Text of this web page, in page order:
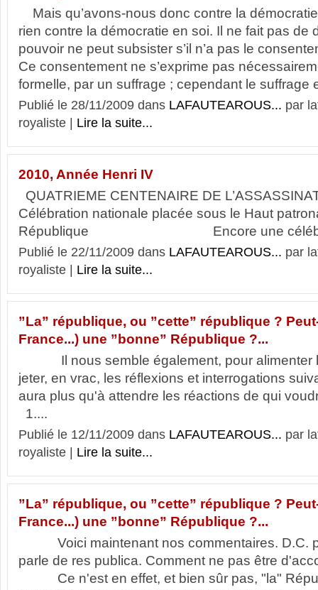
Mais qu’avons-nous donc contre la
rien contre la démocratie en soi. Il ne fait pas de
pouvoir ne peut subsister s’il n’a pas le
Ce consentement ne s’exprime pas
formelle, par un suffrage ; cependant le suffrage
Publié le 28/11/2009 dans LAFAUTEAROUS... par
royaliste | Lire la suite...
2010, Année Henri IV
QUATRIEME CENTENAIRE DE
Célébration nationale placée sous le Haut
République Encore une
Publié le 22/11/2009 dans LAFAUTEAROUS... par
royaliste | Lire la suite...
”La” république, ou ”cette” république ?
France...) une ”bonne” République ?...
Il nous semble également, pour alimenter
jeter, en vrac, les réflexions et interrogations
aura plus qu'à attendre les réactions de
1....
Publié le 12/11/2009 dans LAFAUTEAROUS... par
royaliste | Lire la suite...
”La” république, ou ”cette” république ?
France...) une ”bonne” République ?...
Voici maintenant nos commentaires. D.C.
parle de res publica. Comment ne pas être
Ce n'est en effet, et bien sûr pas, "la"